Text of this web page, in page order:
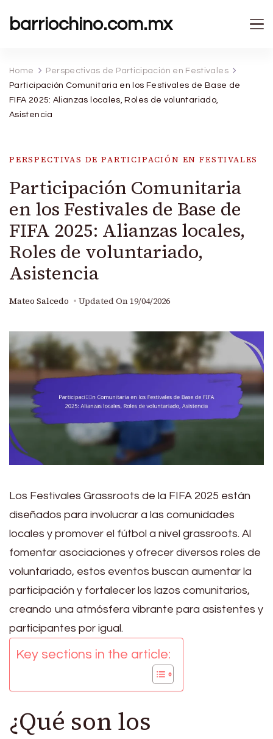
barriochino.com.mx
Home
Perspectivas de Participación en Festivales
Participación Comunitaria en los Festivales de Base de
FIFA 2025: Alianzas locales, Roles de voluntariado,
Asistencia
PERSPECTIVAS DE PARTICIPACIÓN EN FESTIVALES
Participación Comunitaria
en los Festivales de Base de
FIFA 2025: Alianzas locales,
Roles de voluntariado,
Asistencia
Mateo Salcedo Updated On 19/04/2026
Los Festivales Grassroots de la FIFA 2025 están
diseñados para involucrar a las comunidades
locales y promover el fútbol a nivel grassroots. Al
fomentar asociaciones y ofrecer diversos roles de
voluntariado, estos eventos buscan aumentar la
participación y fortalecer los lazos comunitarios,
creando una atmósfera vibrante para asistentes y
participantes por igual.
Key sections in the article:
¿Qué son los